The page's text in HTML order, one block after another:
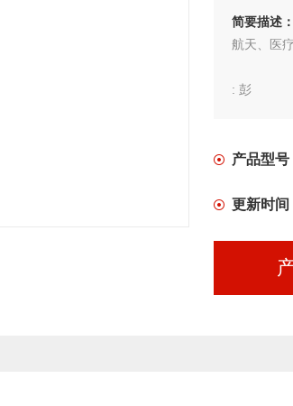
简要描述：
航天、医
: 彭
产品型号
更新时间